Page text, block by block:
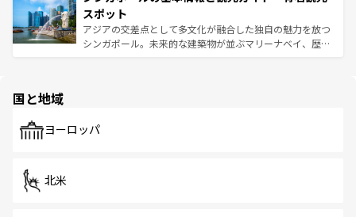
が待っている。親しみやすいタイの人々、仏教を中心とし
た文化、そして多様な観光資源が、訪れる旅人を魅了し続
ける。 なお、新着のタイ情報はコンテンツ一覧を参照して
ており、効率よく見どころを回れるのも魅力。息をのむよ
うな絶景から文化的な体験まで、香港を存分に楽しみ尽く
そう。 なお、新着の香港情報はコンテンツ一覧を参照して
スポット
アジアの交差点として多文化が融合した独自の魅力を放つ
シンガポール。未来的な建築物が並ぶマリーナベイ、歴史
で、ホーカーズは地元の風情を楽しめる外せないスポット
国と地域
ヨーロッパ
北米